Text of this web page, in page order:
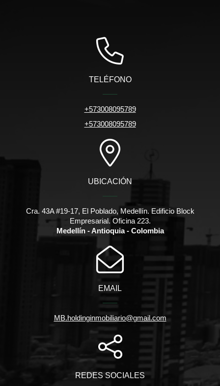
TELÉFONO
+573008095789
+573008095789
UBICACIÓN
Cra. 43A #19-17, El Poblado, Medellín. Edificio Block
Empresarial. Oficina 223.
Medellín - Antioquia - Colombia
EMAIL
MB.holdinginmobiliario@gmail.com
REDES SOCIALES